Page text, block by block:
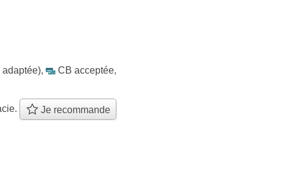
adaptée), CB acceptée,
Je recommande